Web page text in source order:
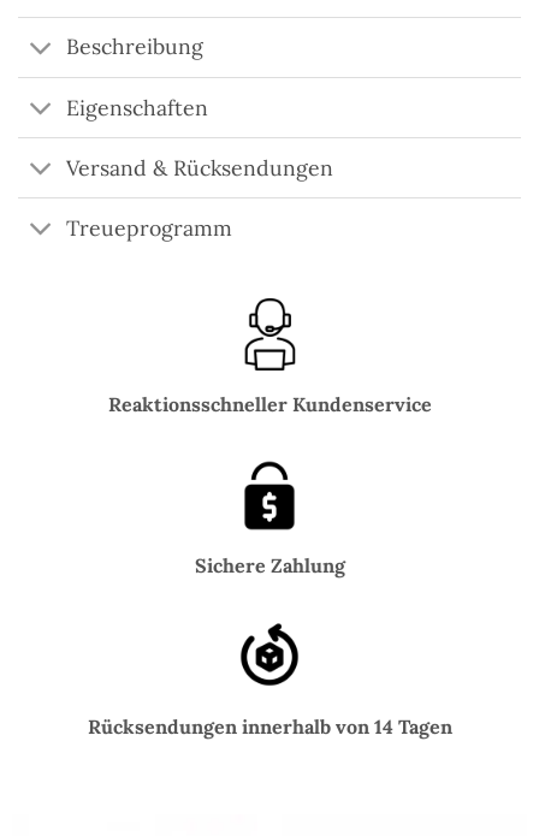
Beschreibung
Eigenschaften
Versand & Rücksendungen
Treueprogramm
Reaktionsschneller Kundenservice
Sichere Zahlung
Rücksendungen innerhalb von 14 Tagen